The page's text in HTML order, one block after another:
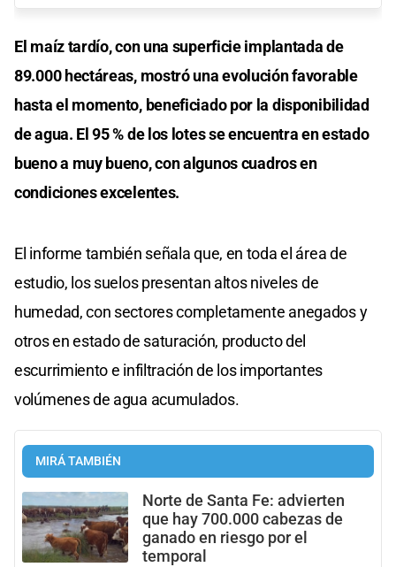
El maíz tardío, con una superficie implantada de
89.000 hectáreas, mostró una evolución favorable
hasta el momento, beneficiado por la disponibilidad
de agua. El 95 % de los lotes se encuentra en estado
bueno a muy bueno, con algunos cuadros en
condiciones excelentes.
El informe también señala que, en toda el área de
estudio, los suelos presentan altos niveles de
humedad, con sectores completamente anegados y
otros en estado de saturación, producto del
escurrimiento e infiltración de los importantes
volúmenes de agua acumulados.
MIRÁ TAMBIÉN
Norte de Santa Fe: advierten
que hay 700.000 cabezas de
ganado en riesgo por el
temporal